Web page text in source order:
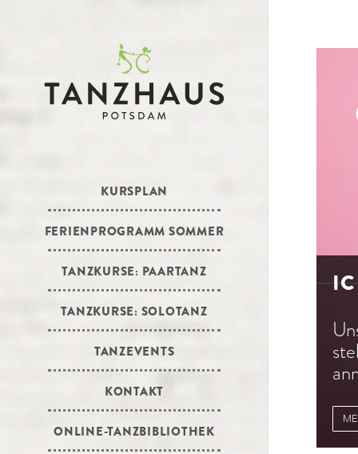
KURSPLAN
FERIENPROGRAMM SOMMER
TANZKURSE: PAARTANZ
TANZKURSE: SOLOTANZ
TANZEVENTS
KONTAKT
ONLINE-TANZBIBLIOTHEK